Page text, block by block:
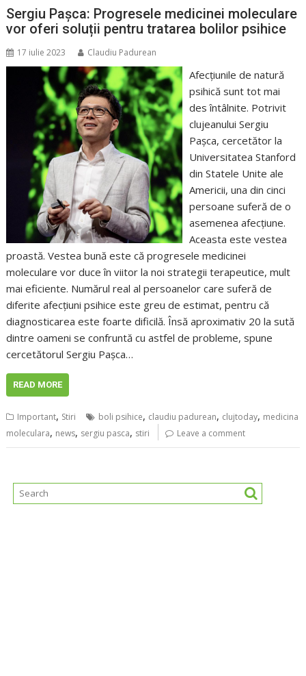
Sergiu Pașca: Progresele medicinei moleculare
vor oferi soluții pentru tratarea bolilor psihice
17 iulie 2023 Claudiu Padurean
Afecțiunile de natură
psihică sunt tot mai
des întâlnite. Potrivit
clujeanului Sergiu
Pașca, cercetător la
Universitatea Stanford
din Statele Unite ale
Americii, una din cinci
persoane suferă de o
asemenea afecțiune.
Aceasta este vestea
proastă. Vestea bună este că progresele medicinei
moleculare vor duce în viitor la noi strategii terapeutice, mult
mai eficiente. Numărul real al persoanelor care suferă de
diferite afecțiuni psihice este greu de estimat, pentru că
diagnosticarea este foarte dificilă. Însă aproximativ 20 la sută
dintre oameni se confruntă cu astfel de probleme, spune
cercetătorul Sergiu Pașca…
READ MORE
Important, Stiri boli psihice, claudiu padurean, clujtoday, medicina
moleculara, news, sergiu pasca, stiri Leave a comment